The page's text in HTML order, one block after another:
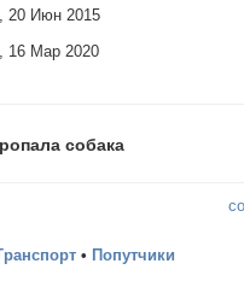
20 Июн 2015
16 Мар 2020
собака
• Попутчики